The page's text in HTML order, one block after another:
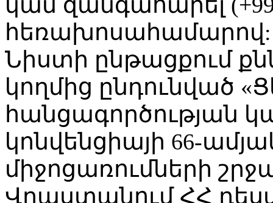
հեռախոսահամարով:
Նիստի ընթացքում
կողմից ընդունված
հանցագործության
կոնվենցիայի 66-
միջոցառումների
Վրաստանում ՀՀ